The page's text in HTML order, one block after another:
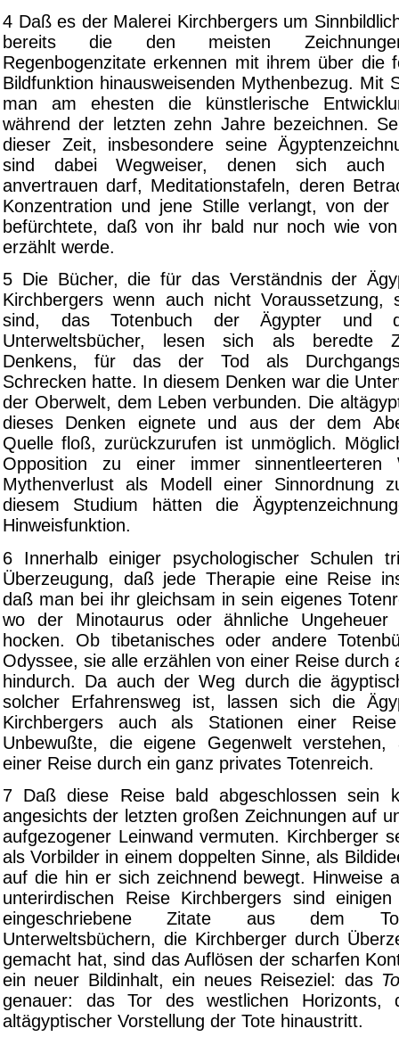
4 Daß es der Malerei Kirchbergers um
bereits die den meisten
Regenbogenzitate erkennen mit ihrem über die
Bildfunktion hinausweisenden Mythenbezug. Mit
man am ehesten die künstlerische
während der letzten zehn Jahre bezeichnen.
dieser Zeit, insbesondere seine
sind dabei Wegweiser, denen sich auch
anvertrauen darf, Meditationstafeln, deren
Konzentration und jene Stille verlangt, von der
befürchtete, daß von ihr bald nur noch wie
erzählt werde.
5 Die Bücher, die für das Verständnis der
Kirchbergers wenn auch nicht Voraussetzung,
sind, das Totenbuch der Ägypter und
Unterweltsbücher, lesen sich als beredte
Denkens, für das der Tod als
Schrecken hatte. In diesem Denken war die
der Oberwelt, dem Leben verbunden. Die
dieses Denken eignete und aus der dem
Quelle floß, zurückzurufen ist unmöglich.
Opposition zu einer immer
Mythenverlust als Modell einer Sinnordnung
diesem Studium hätten die
Hinweisfunktion.
6 Innerhalb einiger psychologischer Schulen
Überzeugung, daß jede Therapie eine Reise
daß man bei ihr gleichsam in sein eigenes
wo der Minotaurus oder ähnliche Ungeheuer
hocken. Ob tibetanisches oder andere
Odyssee, sie alle erzählen von einer Reise durch
hindurch. Da auch der Weg durch die
solcher Erfahrensweg ist, lassen sich die
Kirchbergers auch als Stationen einer
Unbewußte, die eigene Gegenwelt verstehen,
einer Reise durch ein ganz privates Totenreich.
7 Daß diese Reise bald abgeschlossen sein
angesichts der letzten großen Zeichnungen auf
aufgezogener Leinwand vermuten. Kirchberger
als Vorbilder in einem doppelten Sinne, als
auf die hin er sich zeichnend bewegt. Hinweise
unterirdischen Reise Kirchbergers sind
eingeschriebene Zitate aus dem
Unterweltsbüchern, die Kirchberger durch
gemacht hat, sind das Auflösen der scharfen
ein neuer Bildinhalt, ein neues Reiseziel: das
genauer: das Tor des westlichen Horizonts,
altägyptischer Vorstellung der Tote hinaustritt.